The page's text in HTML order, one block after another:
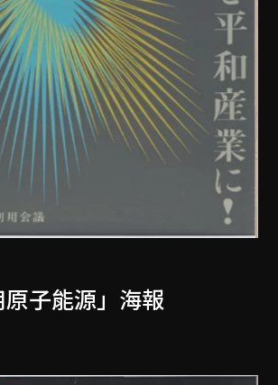
原子能源」海報